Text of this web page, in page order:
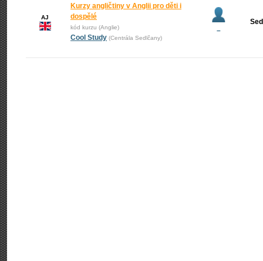
AJ
Kurzy angličtiny v Anglii pro děti i
dospělé
kód kurzu (Anglie)
Cool Study (Centrála Sedlčany)
–